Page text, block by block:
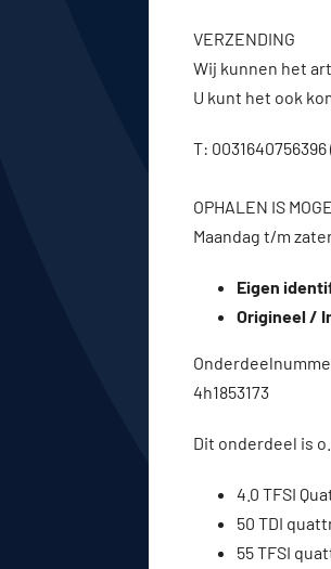
VERZENDING
Wij kunnen het
U kunt het ook
T: 0031640756396
OPHALEN IS
Maandag t/m
Eigen
Origineel /
4h1853173
Dit onderdeel is
4.0 TFSI
50 TDI
55 TFSI